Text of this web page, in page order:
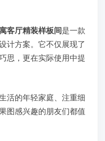
客厅精装样板间是一款
计方案。它不仅展现了
思，更在实际使用中提
活的年轻家庭、注重细
图感兴趣的朋友们都值